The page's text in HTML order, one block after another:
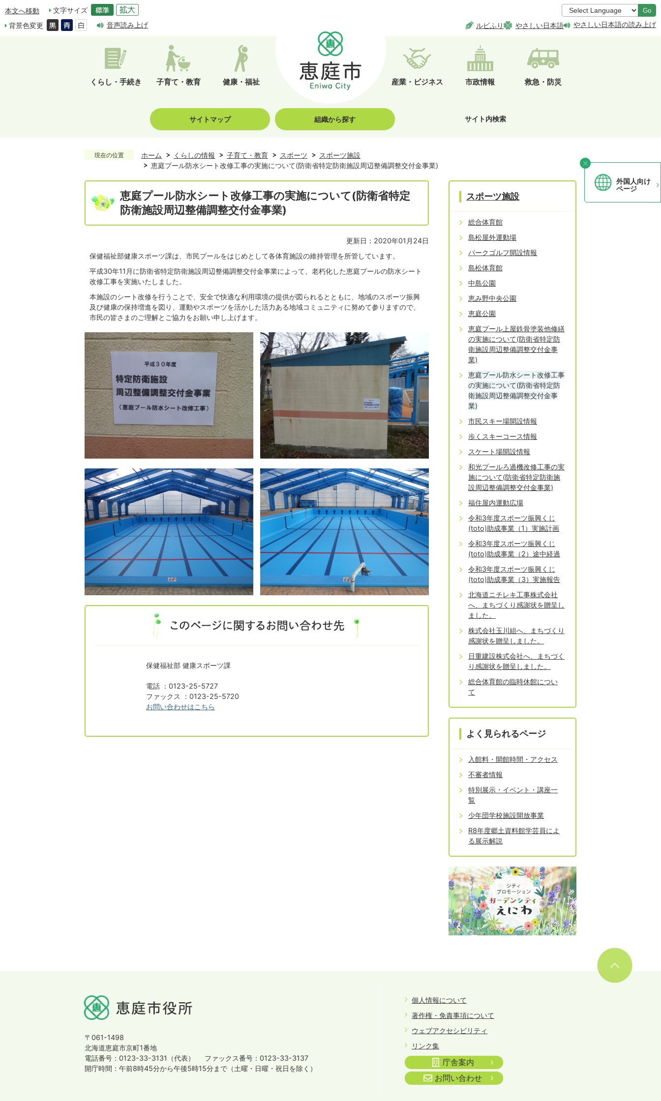
本文へ移動
文字サイズ
背景色変更
音声読み上げ
Go
ルビふり やさしい日本語 やさしい日本語の読み上げ
くらし・手続き 子育て・教育 健康・福祉 産業・ビジネス 市政情報 救急・防災
サイトマップ 組織から探す サイト内検索
外国人向け
ページ
現在の位置 ホーム くらしの情報 子育て・教育 スポーツ
スポーツ施設
恵庭プール防水シート改修工事の実施について(防衛省特定防衛施設周辺整備調整交付金事業)
恵庭プール防水シート改修工事の実施について(防衛省特定
防衛施設周辺整備調整交付金事業)
更新日：2020年01月24日
保健福祉部健康スポーツ課は、市民プールをはじめとして各体育施設の維持管理を所管しています。
平成30年11月に防衛省特定防衛施設周辺整備調整交付金事業によって、老朽化した恵庭プールの防水シート
改修工事を実施いたしました。
本施設のシート改修を行うことで、安全で快適な利用環境の提供が図られるとともに、地域のスポーツ振興
及び健康の保持増進を図り、運動やスポーツを活かした活力ある地域コミュニティに努めて参りますので、
市民の皆さまのご理解とご協力をお願い申し上げます。
保健福祉部 健康スポーツ課
電話 ：0123-25-5727
ファックス ：0123-25-5720
お問い合わせはこちら
スポーツ施設
総合体育館
島松屋外運動場
パークゴルフ開設情報
島松体育館
中島公園
恵み野中央公園
恵庭公園
恵庭プール上屋鉄骨塗装他修繕
の実施について(防衛省特定防
衛施設周辺整備調整交付金事
業)
恵庭プール防水シート改修工事
の実施について(防衛省特定防
衛施設周辺整備調整交付金事
業)
市民スキー場開設情報
歩くスキーコース情報
スケート場開設情報
和光プールろ過機改修工事の実
施について(防衛省特定防衛施
設周辺整備調整交付金事業)
福住屋内運動広場
令和3年度スポーツ振興くじ
(toto)助成事業（1）実施計画
令和3年度スポーツ振興くじ
(toto)助成事業（2）途中経過
令和3年度スポーツ振興くじ
(toto)助成事業（3）実施報告
北海道ニチレキ工事株式会社
へ、まちづくり感謝状を贈呈し
ました。
株式会社玉川組へ、まちづくり
感謝状を贈呈しました。
日重建設株式会社へ、まちづく
り感謝状を贈呈しました。
総合体育館の臨時休館につい
て
よく見られるページ
入館料・開館時間・アクセス
不審者情報
特別展示・イベント・講座一
覧
少年団学校施設開放事業
R8年度郷土資料館学芸員によ
る展示解説
〒061-1498
北海道恵庭市京町1番地
電話番号：0123-33-3131（代表）
ファックス番号：0123-33-3137
開庁時間：午前8時45分から午後5時15分まで （土曜・日曜・祝日を除く）
個人情報について
著作権・免責事項について
ウェブアクセシビリティ
リンク集
庁舎案内
お問い合わせ